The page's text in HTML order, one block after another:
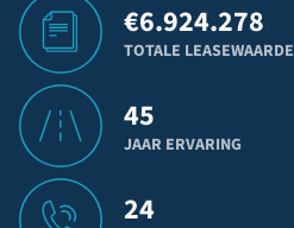
€6.924.278
TOTALE LEASEWAARDE
45
JAAR ERVARING
24